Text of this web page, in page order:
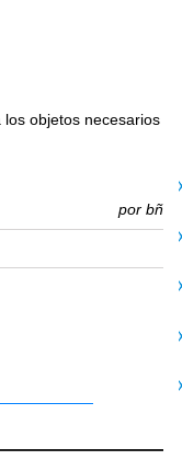
los objetos necesarios
por bñ